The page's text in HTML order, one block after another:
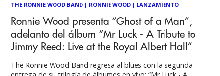
THE RONNIE WOOD BAND | RONNIE WOOD | LANZAMIENTO
Ronnie Wood presenta “Ghost of a Man”,
adelanto del álbum “Mr Luck - A Tribute to
Jimmy Reed: Live at the Royal Albert Hall”
The Ronnie Wood Band regresa al blues con la segunda